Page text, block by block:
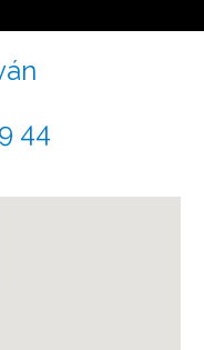
44